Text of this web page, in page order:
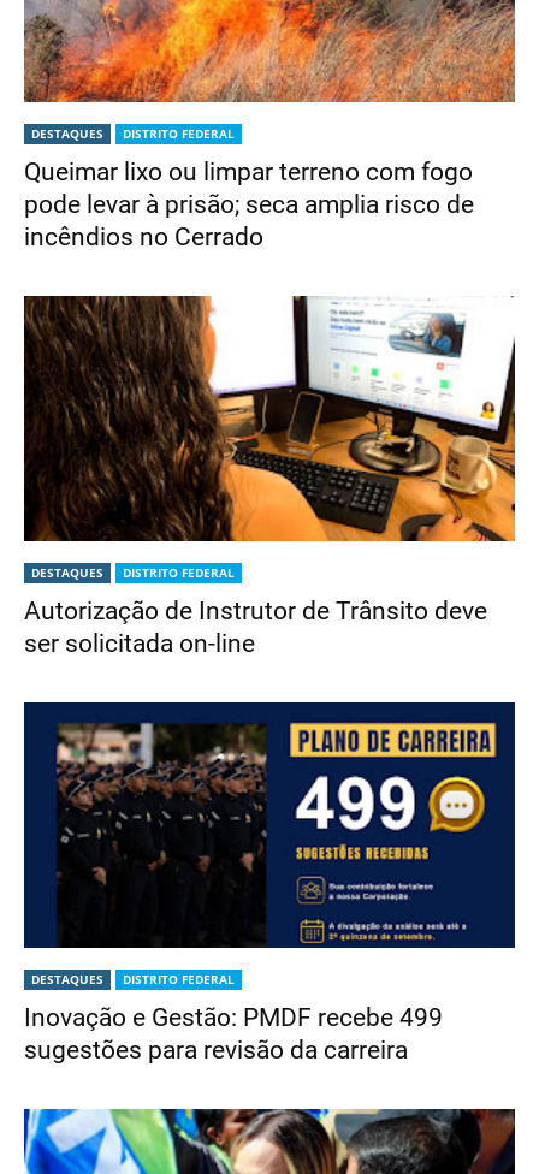
DESTAQUES DISTRITO FEDERAL
Queimar lixo ou limpar terreno com fogo
pode levar à prisão; seca amplia risco de
incêndios no Cerrado
DESTAQUES DISTRITO FEDERAL
Autorização de Instrutor de Trânsito deve
ser solicitada on-line
DESTAQUES DISTRITO FEDERAL
Inovação e Gestão: PMDF recebe 499
sugestões para revisão da carreira